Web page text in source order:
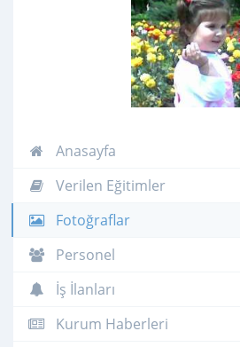
Anasayfa
Verilen Eğitimler
Fotoğraflar
Personel
İş İlanları
Kurum Haberleri